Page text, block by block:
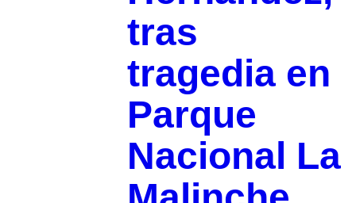
tras
tragedia en
Parque
Nacional La